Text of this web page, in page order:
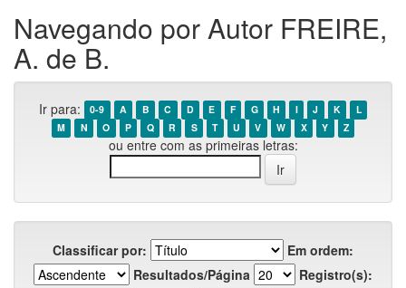
Navegando por Autor FREIRE,
A. de B.
Ir para: 0-9 A B C D E F G H I J K
L
M
N O P Q R S T U V W X Y Z
ou entre com as primeiras letras:
Classificar por:
Em ordem:
Resultados/Página
Registro(s):